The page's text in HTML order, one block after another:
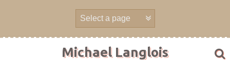
Michael Langlois